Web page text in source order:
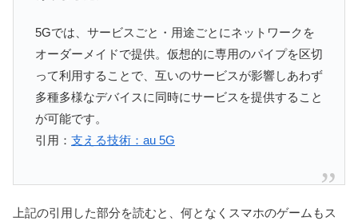
5Gでは、サービスごと・用途ごとにネットワークを
オーダーメイドで提供。仮想的に専用のパイプを区切
って利用することで、互いのサービスが影響しあわず
多種多様なデバイスに同時にサービスを提供すること
が可能です。
引用： 支える技術：au 5G
上記の引用した部分を読むと、何となくスマホのゲームもス